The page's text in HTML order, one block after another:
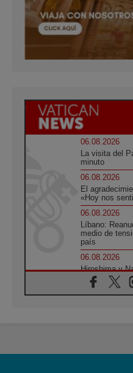
06.08.2026
La visita del
minuto
06.08.2026
El
«Hoy nos
06.08.2026
Líbano:
medio de
país
06.08.2026
Hiroshima y
Comienzan
06.08.2026